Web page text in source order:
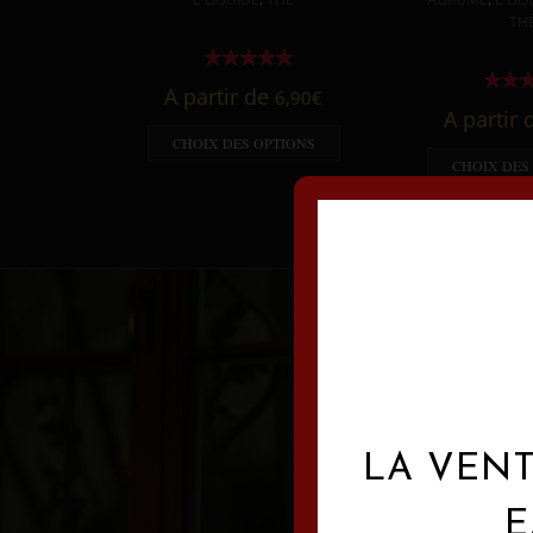
A partir de 6,90€
CHOIX DES OPTIONS
A partir
CHOIX DES
LA